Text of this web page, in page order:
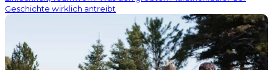
Geschichte wirklich antreibt